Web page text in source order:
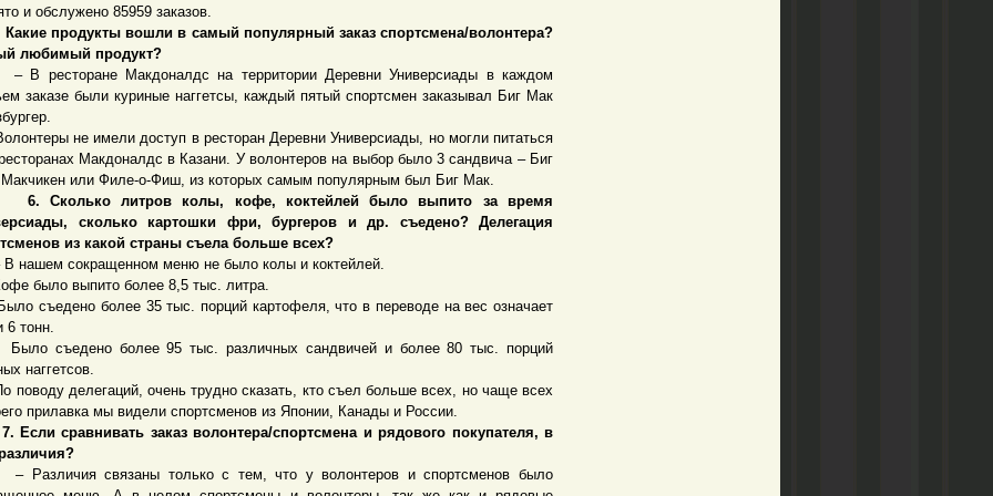
и обслужено 85959 заказов.
продукты вошли в самый популярный заказ спортсмена/волонтера?
любимый продукт?
Макдоналдс на территории Деревни Универсиады в каждом
заказе были куриные наггетсы, каждый пятый спортсмен заказывал Биг Мак
не имели доступ в ресторан Деревни Универсиады, но могли питаться
Макдоналдс в Казани. У волонтеров на выбор было 3 сандвича – Биг
или Филе-о-Фиш, из которых самым популярным был Биг Мак.
6. Сколько литров колы, кофе, коктейлей было выпито за время
сколько картошки фри, бургеров и др. съедено? Делегация
из какой страны съела больше всех?
сокращенном меню не было колы и коктейлей.
было выпито более 8,5 тыс. литра.
съедено более 35 тыс. порций картофеля, что в переводе на вес означает
6 тонн.
съедено более 95 тыс. различных сандвичей и более 80 тыс. порций
наггетсов.
делегаций, очень трудно сказать, кто съел больше всех, но чаще всех
прилавка мы видели спортсменов из Японии, Канады и России.
7. Если сравнивать заказ волонтера/спортсмена и рядового покупателя, в
связаны только с тем, что у волонтеров и спортсменов было